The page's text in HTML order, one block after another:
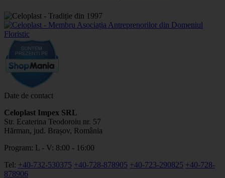
Date de contact
Celoplast Impex SRL
Str. Ecaterina Teodoroiu nr. 57
Hărman, jud. Brașov, România
Program: L - V: 8:00 - 16:00
Tel: +40-732-530375 +40-728-878905 +40-723-290825 +40-728-
878906